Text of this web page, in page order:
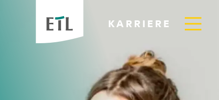
KARRIERE